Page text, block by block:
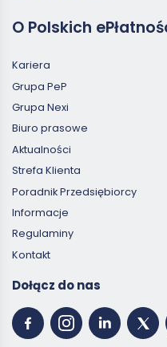
O Polskich
Kariera
Grupa PeP
Grupa Nexi
Biuro prasowe
Aktualności
Strefa Klienta
Poradnik Przedsiębiorcy
Informacje
Regulaminy
Kontakt
Dołącz do nas